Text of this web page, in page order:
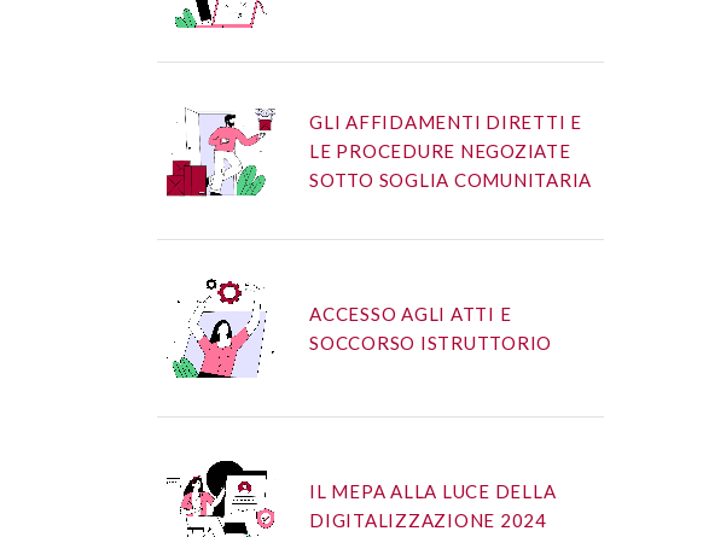
GLI AFFIDAMENTI DIRETTI E
LE PROCEDURE NEGOZIATE
SOTTO SOGLIA COMUNITARIA
ACCESSO AGLI ATTI E
SOCCORSO ISTRUTTORIO
IL MEPA ALLA LUCE DELLA
DIGITALIZZAZIONE 2024